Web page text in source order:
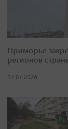
Приморье
регионов
17.07.2026